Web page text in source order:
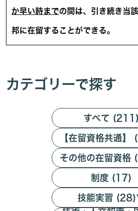
か早い時までの間は、引き続き当
邦に在留することができる。
カテゴリーで探す
すべて (211)
【在留資格共通】
その他の在留資格
制度 (17)
技能実習 (28)